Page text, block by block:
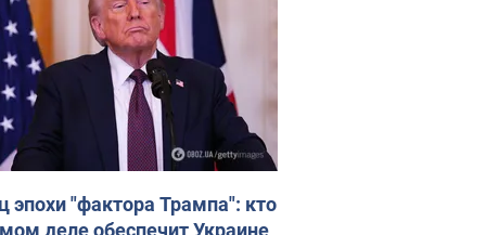
эпохи "фактора Трампа": кто
деле обеспечит Украине